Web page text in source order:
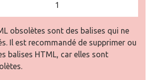
1
obsolètes sont des balises qui ne
Il est recommandé de supprimer ou
balises HTML, car elles sont